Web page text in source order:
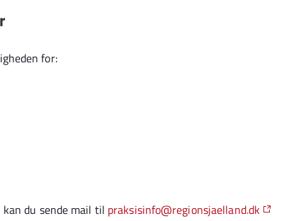
for:
du sende mail til praksisinfo@regionsjaelland.dk